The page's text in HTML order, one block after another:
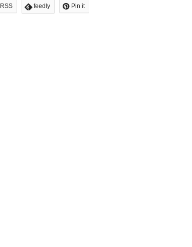
RSS feedly Pin it